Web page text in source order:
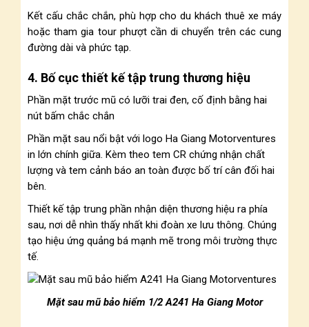
Kết cấu chắc chắn, phù hợp cho du khách thuê xe máy
hoặc tham gia tour phượt cần di chuyển trên các cung
đường dài và phức tạp.
4. Bố cục thiết kế tập trung thương hiệu
Phần mặt trước mũ có lưỡi trai đen, cố định bằng hai
nút bấm chắc chắn
Phần mặt sau nổi bật với logo Ha Giang Motorventures
in lớn chính giữa. Kèm theo tem CR chứng nhận chất
lượng và tem cảnh báo an toàn được bố trí cân đối hai
bên.
Thiết kế tập trung phần nhận diện thương hiệu ra phía
sau, nơi dễ nhìn thấy nhất khi đoàn xe lưu thông. Chúng
tạo hiệu ứng quảng bá mạnh mẽ trong môi trường thực
tế.
Mặt sau mũ bảo hiểm 1/2 A241 Ha Giang Motor